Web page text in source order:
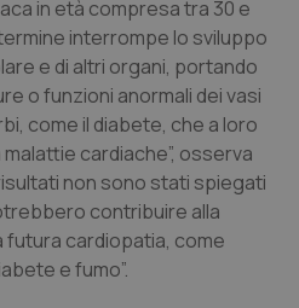
in età compresa tra 30 e
interrompe lo sviluppo
e di altri organi, portando
o funzioni anormali dei vasi
come il diabete, che a loro
cardiache”, osserva
non sono stati spiegati
contribuire alla
futura cardiopatia, come
e fumo”.